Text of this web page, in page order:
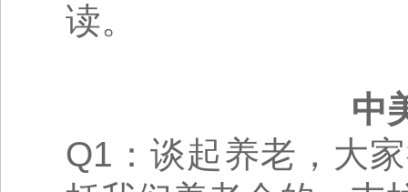
读。
中
Q1：谈起养老，大